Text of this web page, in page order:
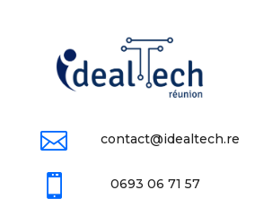
 contact@idealtech.re
 0693 06 71 57